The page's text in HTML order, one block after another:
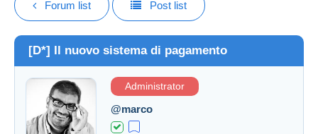
Forum list Post list
[D*] Il nuovo sistema di pagamento
Administrator
@marco